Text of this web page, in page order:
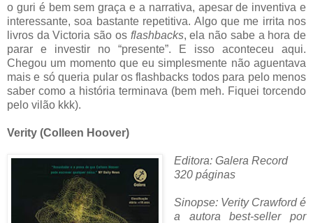
o guri é bem sem graça e a narrativa, apesar de inventiva e
interessante, soa bastante repetitiva. Algo que me irrita nos
livros da Victoria são os flashbacks, ela não sabe a hora de
parar e investir no “presente”. E isso aconteceu aqui.
Chegou um momento que eu simplesmente não aguentava
mais e só queria pular os flashbacks todos para pelo menos
saber como a história terminava (bem meh. Fiquei torcendo
pelo vilão kkk).
Verity (Colleen Hoover)
Editora: Galera Record
320 páginas
Sinopse: Verity Crawford é
a autora best-seller por